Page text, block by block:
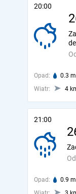
20:00
Opad: 0.3
Wiatr:
4
21:00
Opad: 0.9